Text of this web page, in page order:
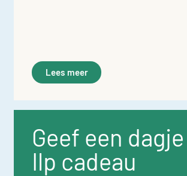
Lees meer
Geef een
Ilp cadeau